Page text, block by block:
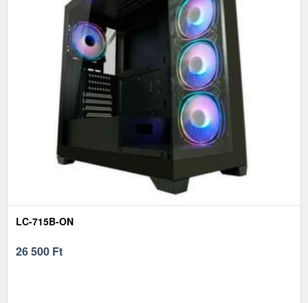
LC-715B-ON
26 500 Ft